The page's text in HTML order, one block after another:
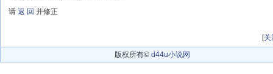
请 返 回 并修正
[关
版权所有© d44u小说网